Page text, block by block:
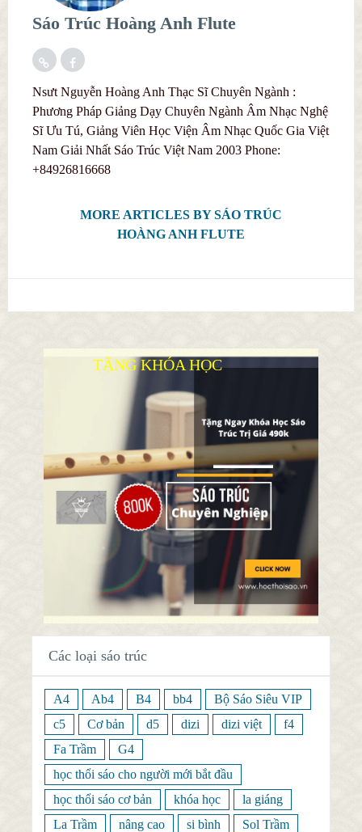
Sáo Trúc Hoàng Anh Flute
Nsưt Nguyễn Hoàng Anh Thạc Sĩ Chuyên Ngành :
Phương Pháp Giảng Dạy Chuyên Ngành Âm Nhạc Nghệ
Sĩ Ưu Tú, Giảng Viên Học Viện Âm Nhạc Quốc Gia Việt
Nam Giải Nhất Sáo Trúc Việt Nam 2003 Phone:
+84926816668
MORE ARTICLES BY SÁO TRÚC
HOÀNG ANH FLUTE
TẶNG KHÓA HỌC
Các loại sáo trúc
A4 Ab4 B4 bb4
Bộ Sáo Siêu VIP
c5
Cơ bản d5 dizi dizi việt
f4
Fa Trầm
G4
học thổi sáo cho người mới bắt đầu
học thổi sáo cơ bản
khóa học
la giáng
La Trầm
nâng cao si bình
Sol Trầm